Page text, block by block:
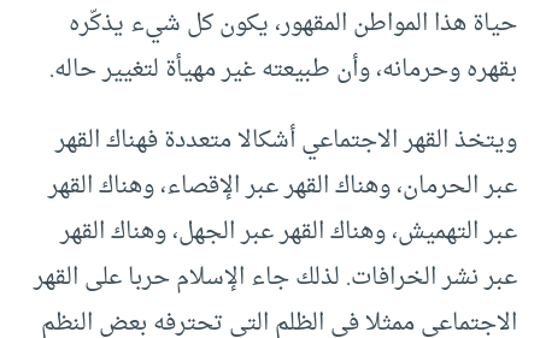
حياة هذا المواطن المقهور، يكون كل شيء يذكّره
بقهره وحرمانه، وأن طبيعته غير مهيأة لتغيير حاله.
ويتخذ القهر الاجتماعي أشكالا متعددة فهناك القهر
عبر الحرمان، وهناك القهر عبر الإقصاء، وهناك القهر
عبر التهميش، وهناك القهر عبر الجهل، وهناك القهر
عبر نشر الخرافات. لذلك جاء الإسلام حربا على القهر
الاجتماعي ممثلا في الظلم التي تحترفه بعض النظم